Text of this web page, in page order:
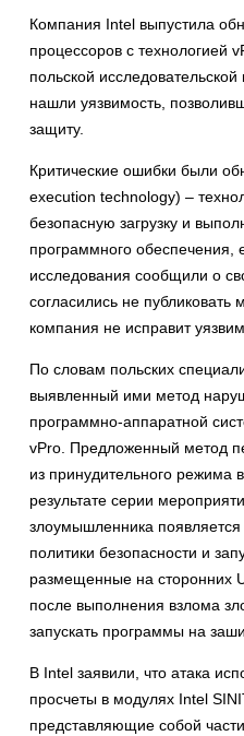
Компания Intel выпустила
процессоров с технологией
польской
нашли уязвимость,
защиту.
Критические ошибки были
execution technology) –
безопасную загрузку и
программного обеспечения,
исследования сообщили о
согласились не
компания не исправит
По словам польских
выявленный ими метод
программно-аппаратной
vPro. Предложенный метод
из принудительного
результате серии
злоумышленника
политики безопасности и
размещенные на сторонних
после выполнения взлома
запускать программы на
В Intel заявили, что атака
просчеты в модулях Intel
представляющие собой